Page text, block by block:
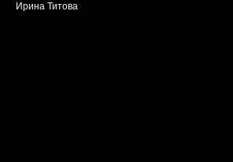
Ирина Титова